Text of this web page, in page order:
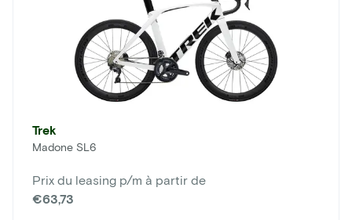
Trek
Madone SL6
Prix du leasing p/m à partir de
€63,73